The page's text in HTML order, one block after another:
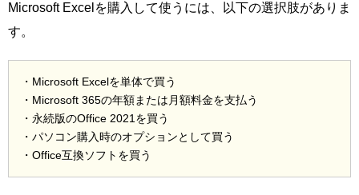
Microsoft Excelを購入して使うには、以下の選択肢がありま
す。
・Microsoft Excelを単体で買う
・Microsoft 365の年額または月額料金を支払う
・永続版のOffice 2021を買う
・パソコン購入時のオプションとして買う
・Office互換ソフトを買う